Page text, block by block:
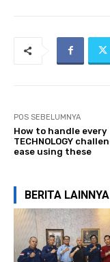
POS SEBELUMNYA
How to handle every
TECHNOLOGY
ease using these
BERITA LAINNYA